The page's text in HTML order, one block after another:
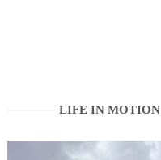
LIFE IN MOTION